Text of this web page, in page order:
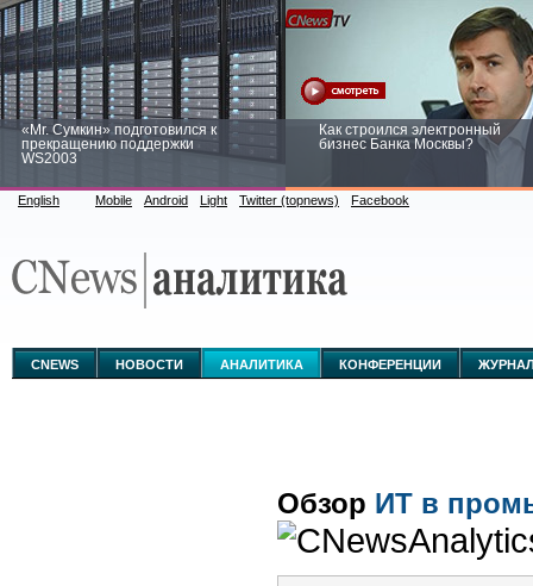
«Mr. Сумкин» подготовился к
прекращению поддержки
WS2003
Как строился электронный
бизнес Банка Москвы?
аналитике
English Mobile Android Light Twitter (topnews) Facebook
CNEWS НОВОСТИ АНАЛИТИКА КОНФЕРЕНЦИИ
Обзор ИТ в